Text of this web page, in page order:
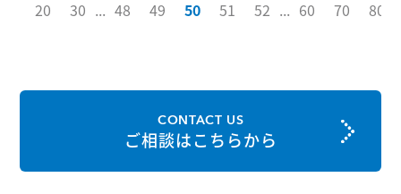
20 30 ... 48 49 50 51 52 ... 60 70 80
CONTACT US
ご相談はこちらから